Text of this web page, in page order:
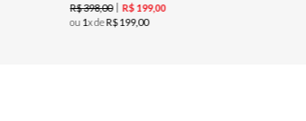
R$398,00 R$ 199,00
ou 1x deR$199,00